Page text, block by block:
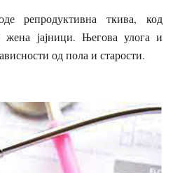
репродуктивна ткива, код
жена јајници. Његова улога и
од пола и старости.